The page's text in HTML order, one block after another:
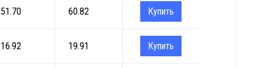
51.70 60.82 Купить
16.92 19.91 Купить